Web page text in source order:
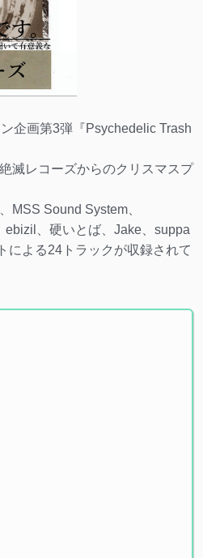
企画第3弾『Psychedelic Trash
滅レコーズからのクリスマスプ
MSS Sound System、
、硬いとば、Jake、suppa
による24トラックが収録されて